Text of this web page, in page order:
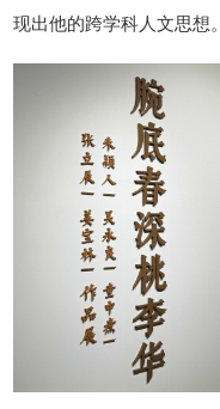
现出他的跨学科人文思想。